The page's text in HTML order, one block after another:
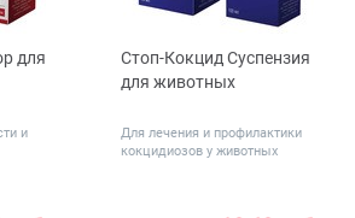
для
и
Стоп-Кокцид Суспензия
для животных
Для лечения и профилактики
кокцидиозов у животных